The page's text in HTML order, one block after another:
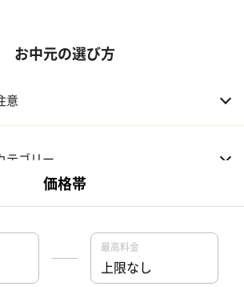
お中元の選び方
意
テゴリー
お中元のマナー！